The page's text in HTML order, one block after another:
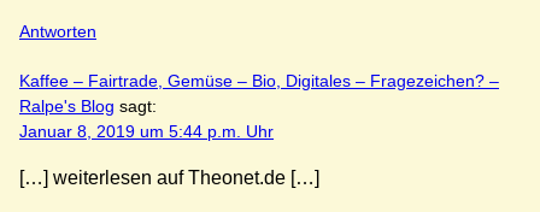
Antworten
Kaffee – Fairtrade, Gemüse – Bio, Digitales – Fragezeichen? –
Ralpe's Blog sagt:
Januar 8, 2019 um 5:44 p.m. Uhr
[…] weiterlesen auf Theonet.de […]